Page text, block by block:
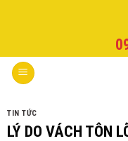
TIN TỨC
LÝ DO VÁCH TÔN